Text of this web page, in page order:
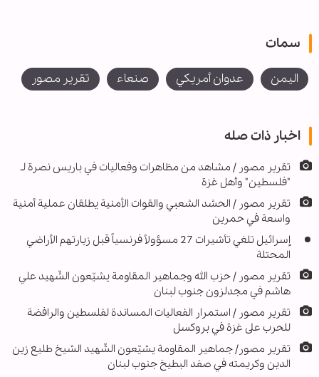
سمات
اليمن عدوان أمريكي صنعاء تقرير مصور
اخبار ذات صله
تقریر مصور / مشاهد من مظاهرات وفعاليات في باريس نصرة لـ
"فلسطين" وأهل غزة
تقرير مصور / الحشد الشعبي والقوات الأمنية يطلقان عملية أمنية
واسعة في حمرين
إسرائيل تلغي تأشيرات 27 مسؤولاً فرنسياً قبل زيارتهم الأراضي
المحتلة
تقرير مصور / حزب الله وجماهير المقاومة يشيّعون الشّهيد علي
هاشم في مجدلزون جنوب لبنان
تقرير مصور / استمرار الفعاليات المساندة لفلسطين والرافضة
للحرب على غزة في بروكسل
تقریر مصور/ جماهير المقاومة يشيّعون الشّهيد الشيخ طليع زين
الدين وكريمته في صفد البطيخ جنوب لبنان